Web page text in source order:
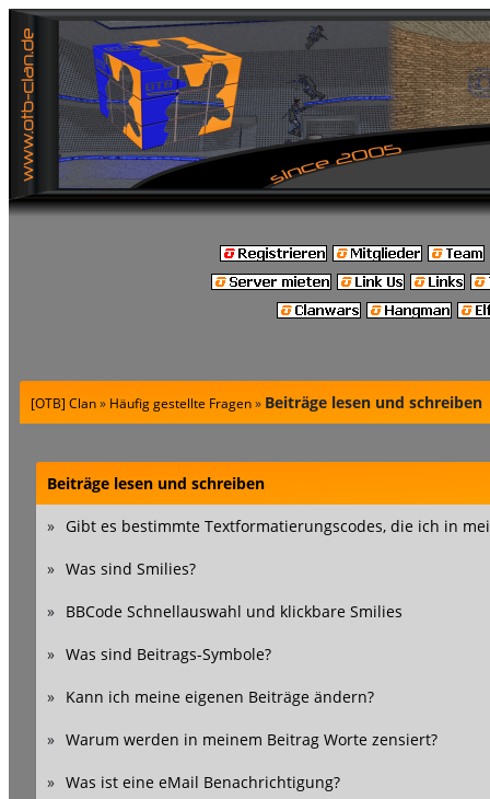
[OTB] Clan» Häufig gestellte Fragen» Beiträge lesen und schreiben
Beiträge lesen und schreiben
» Gibt es bestimmte Textformatierungscodes, die ich in
» Was sind Smilies?
» BBCode Schnellauswahl und klickbare Smilies
» Was sind Beitrags-Symbole?
» Kann ich meine eigenen Beiträge ändern?
» Warum werden in meinem Beitrag Worte zensiert?
» Was ist eine eMail Benachrichtigung?